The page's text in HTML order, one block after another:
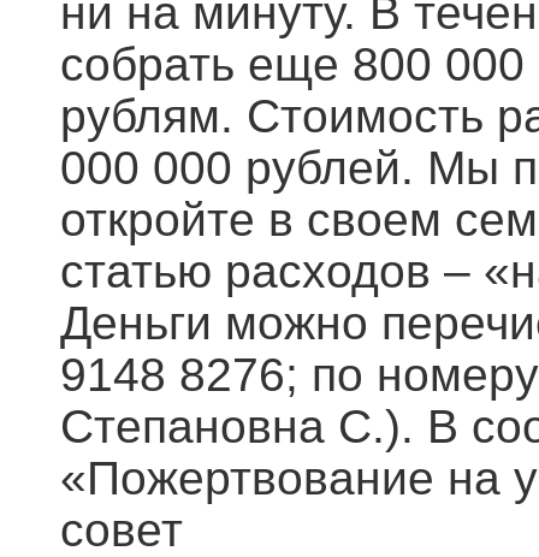
ни на минуту. В
собрать еще 800
рублям. Стоимость
000 000 рублей. Мы
откройте в своем
статью расходов –
Деньги можно
9148 8276; по
Степановна С.). В
«Пожертвование на
совет